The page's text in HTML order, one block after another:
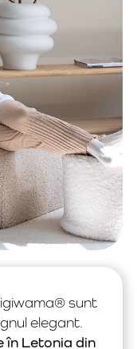
sunt
elegant.
în Letonia din